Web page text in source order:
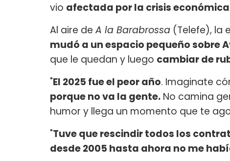
vio afectada por la crisis económica
Al aire deA la Barabrossa (Telefe), la
mudó a un espacio pequeño sobre
que le quedan y luego cambiar de
"El 2025 fue el peor año. Imaginate
porque no va la gente. No camina
humor y llega un momento que te
"Tuve que rescindir todos los
desde 2005 hasta ahora no me